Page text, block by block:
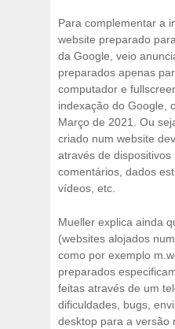
Para complementar a
website preparado
da Google, veio
preparados apenas
computador e
indexação do Google,
Março de 2021. Ou
criado num website
através de dispositivos
comentários, dados
vídeos, etc.
Mueller explica ainda
(websites alojados
como por exemplo
preparados
feitas através de um
dificuldades, bugs,
desktop para a versão